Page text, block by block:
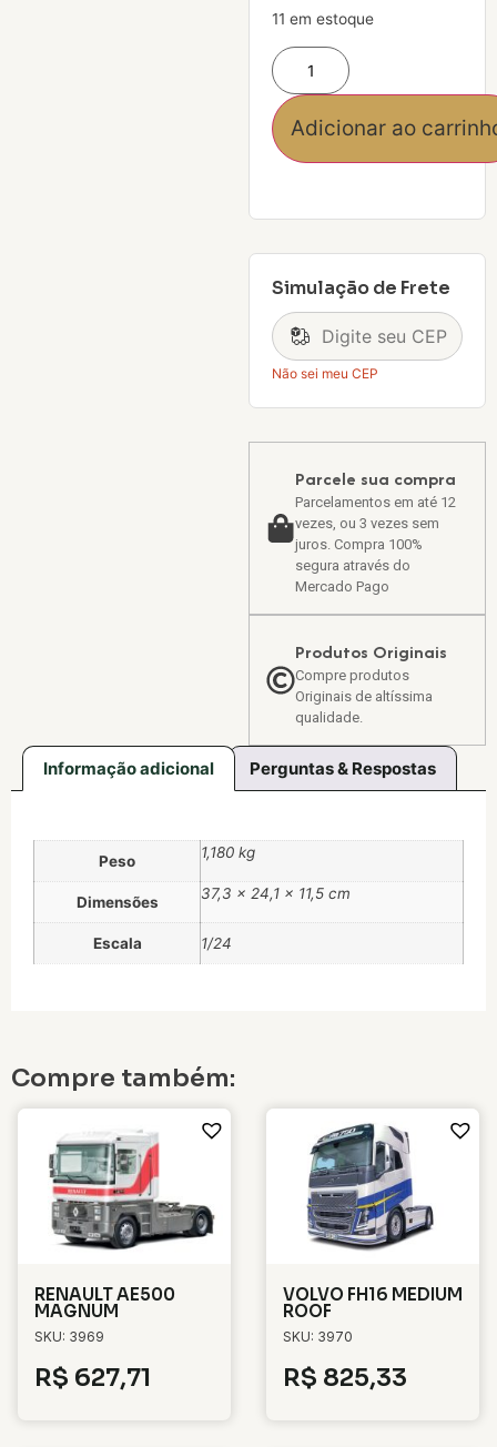
11 em estoque
Adicionar ao
Simulação de Frete
Não sei meu CEP
Parcele sua compra
Parcelamentos em até 12
vezes, ou 3 vezes sem
juros. Compra 100%
segura através do
Mercado Pago
Produtos Originais
Compre produtos
Originais de altíssima
qualidade.
Informação adicional Perguntas & Respostas
Peso 1,180 kg
Dimensões 37,3 × 24,1 × 11,5 cm
Escala 1/24
Compre também:
RENAULT AE500
MAGNUM
SKU: 3969
R$ 627,71
VOLVO FH16 MEDIUM
ROOF
SKU: 3970
R$ 825,33